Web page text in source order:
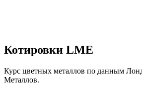
Котировки LME
Курс цветных металлов по данным
Металлов.